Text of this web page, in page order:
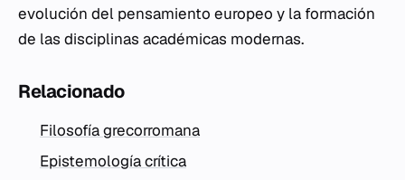
evolución del pensamiento europeo y la formación
de las disciplinas académicas modernas.
Relacionado
Filosofía grecorromana
Epistemología crítica